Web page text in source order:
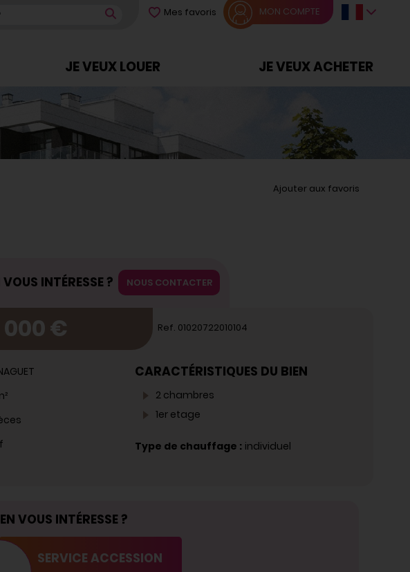
Mes favoris MON COMPTE
JE VEUX LOUER JE VEUX ACHETER
Ajouter aux favoris
VOUS INTÉRESSE ? NOUS CONTACTER
000 € Ref. 01020722010104
CARACTÉRISTIQUES DU BIEN
2 chambres
1er etage
Type de chauffage : individuel
VOUS INTÉRESSE ?
SERVICE ACCESSION